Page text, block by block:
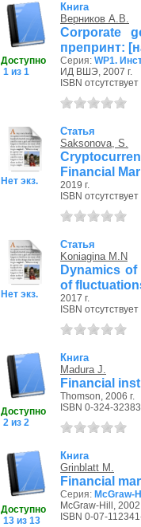
Доступно
1 из 1
Книга
Верников А.В.
Corporate
препринт:
Серия: WP1.
ИД ВШЭ, 2007 г.
ISBN отсутствует
Нет экз.
Статья
Saksonova, S.
Financial
2019 г.
ISBN отсутствует
Нет экз.
Статья
Koniagina M.N
Dynamics
of
2017 г.
ISBN отсутствует
Доступно
2 из 2
Книга
Madura J.
Financial
Thomson, 2006 г.
ISBN 0-324-
Доступно
13 из 13
Книга
Grinblatt M.
Financial
Серия: McGraw-
McGraw-Hill, 2002
ISBN 0-07-